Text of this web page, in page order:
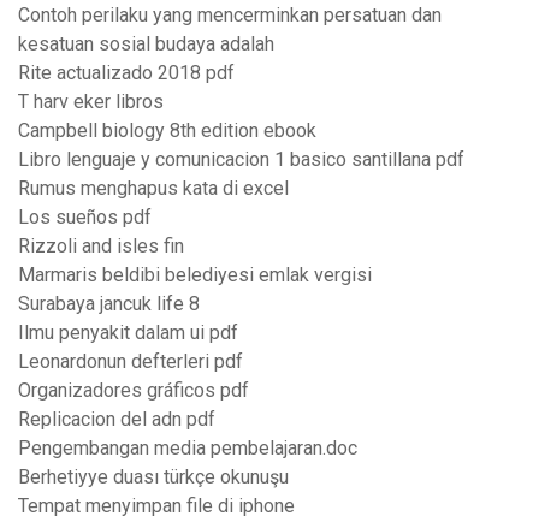
Contoh perilaku yang mencerminkan persatuan dan
kesatuan sosial budaya adalah
Rite actualizado 2018 pdf
T harv eker libros
Campbell biology 8th edition ebook
Libro lenguaje y comunicacion 1 basico santillana pdf
Rumus menghapus kata di excel
Los sueños pdf
Rizzoli and isles fin
Marmaris beldibi belediyesi emlak vergisi
Surabaya jancuk life 8
Ilmu penyakit dalam ui pdf
Leonardonun defterleri pdf
Organizadores gráficos pdf
Replicacion del adn pdf
Pengembangan media pembelajaran.doc
Berhetiyye duası türkçe okunuşu
Tempat menyimpan file di iphone